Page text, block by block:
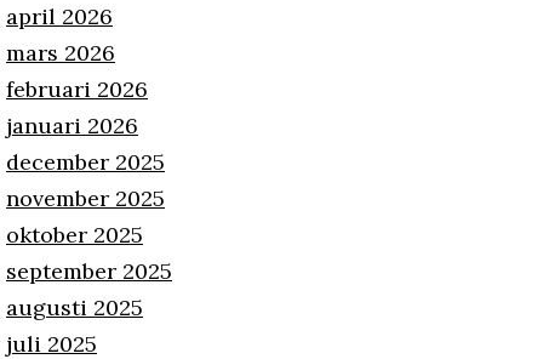
april 2026
mars 2026
februari 2026
januari 2026
december 2025
november 2025
oktober 2025
september 2025
augusti 2025
juli 2025